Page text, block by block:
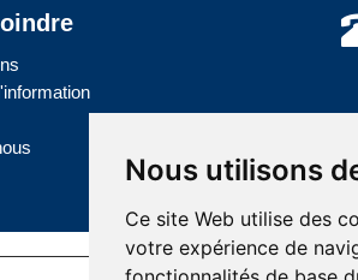
Nous utilisons
Ce site Web utilise des
votre expérience de
Dernière mise à jour: 11 juin 2026